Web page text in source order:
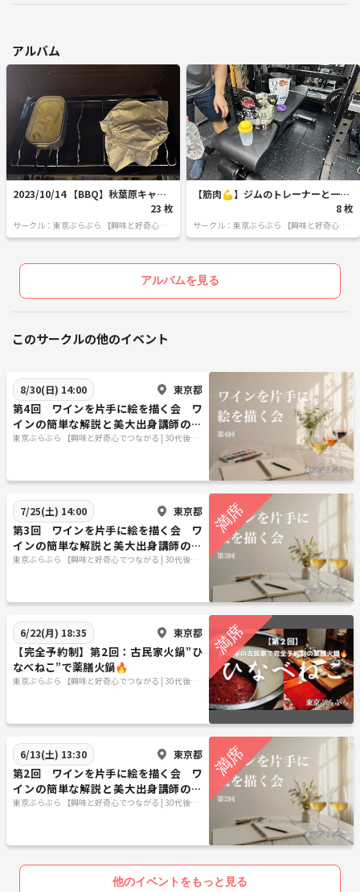
アルバム
2023/10/14 【BBQ】秋葉原キャン
23 枚
サークル：東京ぶらぶら 【興味と好奇心で
つながる | 30代後半40代あたりがメイン】
【筋肉💪】ジムのトレーナーと一緒
に筋トレ＆プロテイン交流（上半
身）
8 枚
サークル：東京ぶらぶら 【興味と好奇心で
つながる | 30代後半40代あたりがメイン】
アルバムを見る
このサークルの他のイベント
8/30(日) 14:00 東京都
第4回 ワインを片手に絵を描く会 ワ
インの簡単な解説と美大出身講師のア
ドバイスも
東京ぶらぶら 【興味と好奇心でつながる | 30代後半
7/25(土) 14:00 東京都
第3回 ワインを片手に絵を描く会 ワ
インの簡単な解説と美大出身講師のア
ドバイスも
東京ぶらぶら 【興味と好奇心でつながる | 30代後半
6/22(月) 18:35 東京都
【完全予約制】第2回：古民家火鍋”ひ
なべねこ”で薬膳火鍋🔥
東京ぶらぶら 【興味と好奇心でつながる | 30代後半
6/13(土) 13:30 東京都
第2回 ワインを片手に絵を描く会 ワ
インの簡単な解説と美大出身講師のア
ドバイスも
東京ぶらぶら 【興味と好奇心でつながる | 30代後半
他のイベントをもっと見る